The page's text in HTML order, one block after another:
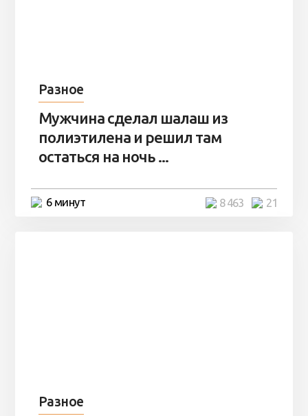
Разное
Мужчина сделал шалаш из
полиэтилена и решил там
остаться на ночь ...
6 минут 21
8 463
Разное